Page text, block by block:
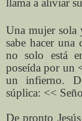
llama a aliviar
Una mujer sola
sabe hacer
no solo está
poseída por un
un infierno.
súplica: <<
De pronto